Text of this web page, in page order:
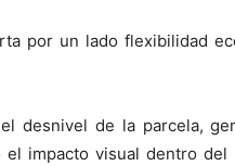
por un lado flexibilidad
desnivel de la parcela,
el impacto visual dentro